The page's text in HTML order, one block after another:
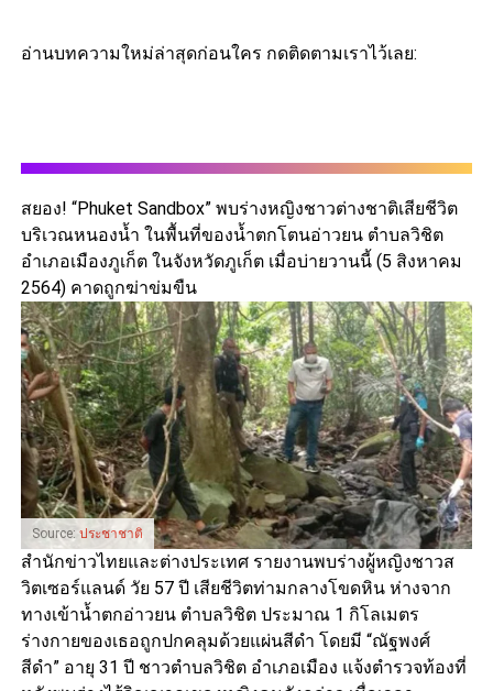
อ่านบทความใหม่ล่าสุดก่อนใคร กดติดตามเราไว้เลย:
สยอง! “Phuket Sandbox” พบร่างหญิงชาวต่างชาติเสียชีวิต
บริเวณหนองน้ำ ในพื้นที่ของน้ำตกโตนอ่าวยน ตำบลวิชิต
อำเภอเมืองภูเก็ต ในจังหวัดภูเก็ต เมื่อบ่ายวานนี้ (5 สิงหาคม
2564) คาดถูกฆ่าข่มขืน
Source: ประชาชาติ
สำนักข่าวไทยและต่างประเทศ รายงานพบร่างผู้หญิงชาวส
วิตเซอร์แลนด์ วัย 57 ปี เสียชีวิตท่ามกลางโขดหิน ห่างจาก
ทางเข้าน้ำตกอ่าวยน ตำบลวิชิต ประมาณ 1 กิโลเมตร
ร่างกายของเธอถูกปกคลุมด้วยแผ่นสีดำ โดยมี “ณัฐพงศ์
สีดำ” อายุ 31 ปี ชาวตำบลวิชิต อำเภอเมือง แจ้งตำรวจท้องที่